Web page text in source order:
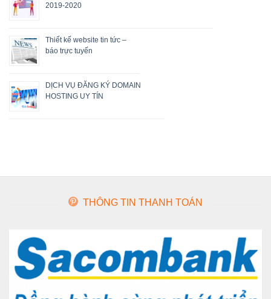
2019-2020
Thiết kế website tin tức –
báo trực tuyến
DỊCH VỤ ĐĂNG KÝ DOMAIN
HOSTING UY TÍN
THÔNG TIN THANH TOÁN